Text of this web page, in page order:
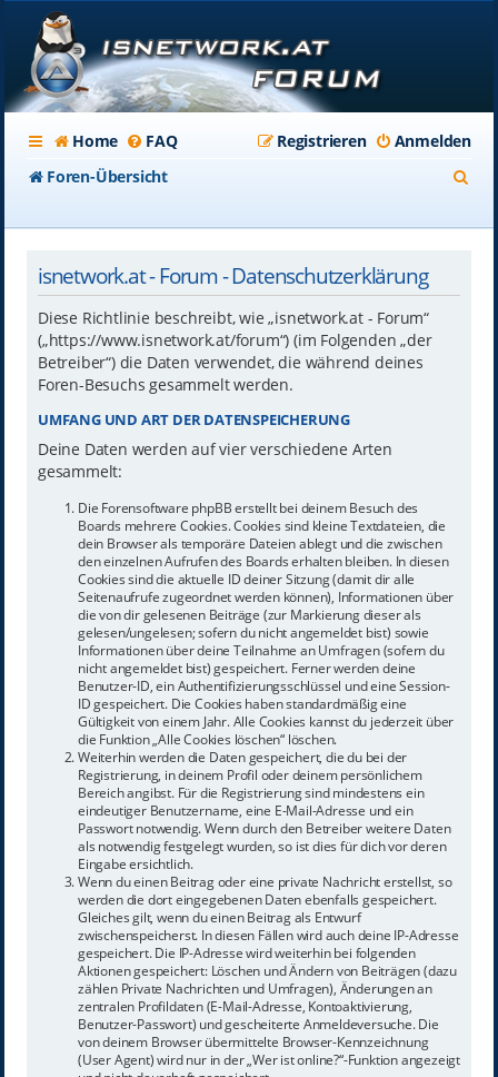
Home FAQ Anmelden
Registrieren
Foren-Übersicht
isnetwork.at - Forum - Datenschutzerklärung
Diese Richtlinie beschreibt, wie „isnetwork.at - Forum“
(„https://www.isnetwork.at/forum“) (im Folgenden „der
Betreiber“) die Daten verwendet, die während deines
Foren-Besuchs gesammelt werden.
UMFANG UND ART DER DATENSPEICHERUNG
Deine Daten werden auf vier verschiedene Arten
gesammelt:
Die Forensoftware phpBB erstellt bei deinem Besuch des
Boards mehrere Cookies. Cookies sind kleine Textdateien, die
dein Browser als temporäre Dateien ablegt und die zwischen
den einzelnen Aufrufen des Boards erhalten bleiben. In diesen
Cookies sind die aktuelle ID deiner Sitzung (damit dir alle
Seitenaufrufe zugeordnet werden können), Informationen über
die von dir gelesenen Beiträge (zur Markierung dieser als
gelesen/ungelesen; sofern du nicht angemeldet bist) sowie
Informationen über deine Teilnahme an Umfragen (sofern du
nicht angemeldet bist) gespeichert. Ferner werden deine
Benutzer-ID, ein Authentifizierungsschlüssel und eine Session-
ID gespeichert. Die Cookies haben standardmäßig eine
Gültigkeit von einem Jahr. Alle Cookies kannst du jederzeit über
die Funktion „Alle Cookies löschen“ löschen.
Weiterhin werden die Daten gespeichert, die du bei der
Registrierung, in deinem Profil oder deinem persönlichem
Bereich angibst. Für die Registrierung sind mindestens ein
eindeutiger Benutzername, eine E-Mail-Adresse und ein
Passwort notwendig. Wenn durch den Betreiber weitere Daten
als notwendig festgelegt wurden, so ist dies für dich vor deren
Eingabe ersichtlich.
Wenn du einen Beitrag oder eine private Nachricht erstellst, so
werden die dort eingegebenen Daten ebenfalls gespeichert.
Gleiches gilt, wenn du einen Beitrag als Entwurf
zwischenspeicherst. In diesen Fällen wird auch deine IP-Adresse
gespeichert. Die IP-Adresse wird weiterhin bei folgenden
Aktionen gespeichert: Löschen und Ändern von Beiträgen (dazu
zählen Private Nachrichten und Umfragen), Änderungen an
zentralen Profildaten (E-Mail-Adresse, Kontoaktivierung,
Benutzer-Passwort) und gescheiterte Anmeldeversuche. Die
von deinem Browser übermittelte Browser-Kennzeichnung
(User Agent) wird nur in der „Wer ist online?“-Funktion angezeigt